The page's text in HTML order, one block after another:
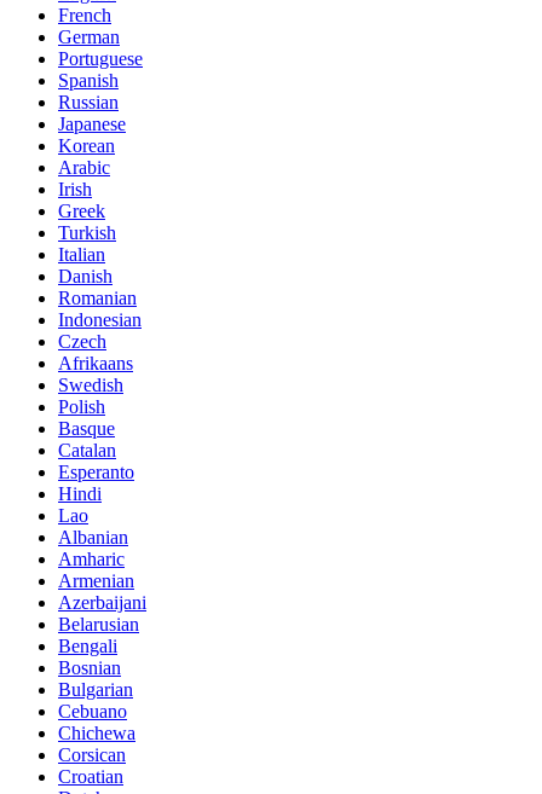
French
German
Portuguese
Spanish
Russian
Japanese
Korean
Arabic
Irish
Greek
Turkish
Italian
Danish
Romanian
Indonesian
Czech
Afrikaans
Swedish
Polish
Basque
Catalan
Esperanto
Hindi
Lao
Albanian
Amharic
Armenian
Azerbaijani
Belarusian
Bengali
Bosnian
Bulgarian
Cebuano
Chichewa
Corsican
Croatian